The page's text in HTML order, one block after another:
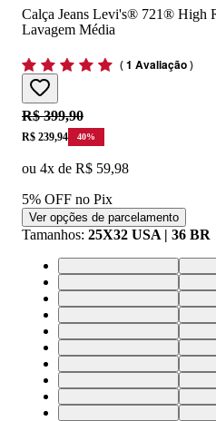
Calça Jeans Levi's® 721® High
Lavagem Média
(1 Avaliação)
Original price:
R$ 399,90
Price:
R$ 239,94 40%
ou 4x de R$ 59,98
5% OFF no Pix
Ver opções de parcelamento
Tamanhos: 25X32 USA | 36 BR
25X32 USA | 36 BR
27X32 USA | 38 BR
29X32 USA | 40 BR
31X32 USA | 42 BR
33X32 USA | 44 BR
34X32 USA | 46 BR
25X30 USA | 36 BR
27X30 USA | 38 BR
29X30 USA | 40 BR
31X30 USA | 42 BR